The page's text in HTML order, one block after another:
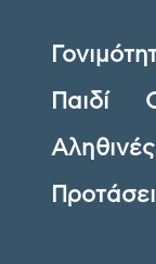
Παιδί
Αληθινές